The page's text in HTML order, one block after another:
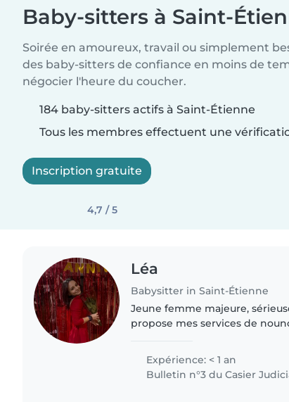
Baby-sitters à Saint-
Soirée en amoureux, travail ou simplement
des baby-sitters de confiance en moins de
négocier l'heure du coucher.
184 baby-sitters actifs à Saint-Étienne
Tous les membres effectuent une
Inscription gratuite
4,7 / 5
Léa
Babysitter in Saint-Étienne
Jeune femme majeure,
propose mes services de
je suis à l'aise avec..
Expérience: < 1 an
Bulletin n°3 du Casier